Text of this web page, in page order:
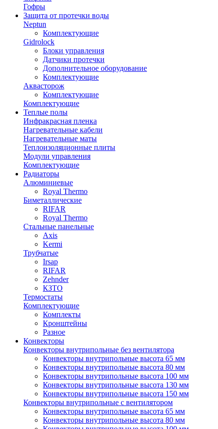
Гофры
Защита от протечки воды
Neptun
Комплектующие
Gidrolock
Блоки управления
Датчики протечки
Дополнительное оборудование
Комплектующие
Аквасторож
Комплектующие
Комплектующие
Теплые полы
Инфракрасная пленка
Нагревательные кабели
Нагревательные маты
Теплоизоляционные плиты
Модули управления
Комплектующие
Радиаторы
Алюминиевые
Royal Thermo
Биметаллические
RIFAR
Royal Thermo
Стальные панельные
Axis
Kermi
Трубчатые
Irsap
RIFAR
Zehnder
КЗТО
Термостаты
Комплектующие
Комплекты
Кронштейны
Разное
Конвекторы
Конвекторы внутрипольные без вентилятора
Конвекторы внутрипольные высота 65 мм
Конвекторы внутрипольные высота 80 мм
Конвекторы внутрипольные высота 100 мм
Конвекторы внутрипольные высота 130 мм
Конвекторы внутрипольные высота 150 мм
Конвекторы внутрипольные с вентилятором
Конвекторы внутрипольные высота 65 мм
Конвекторы внутрипольные высота 80 мм